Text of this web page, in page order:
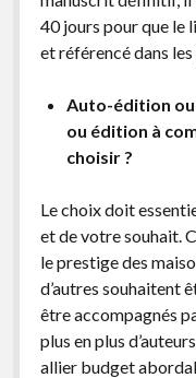
40 jours pour que le
et référencé dans
Auto-édition
ou édition à
choisir ?
Le choix doit
et de votre souhait.
le prestige des
d’autres souhaitent
être accompagnés
plus en plus
allier budget